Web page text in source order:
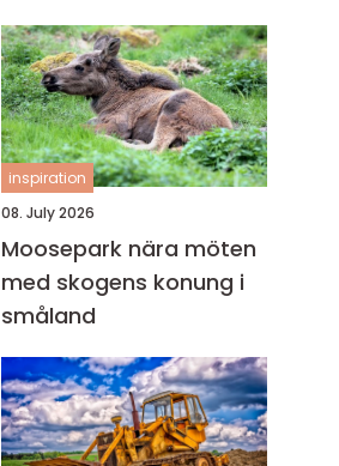
inspiration
08. July 2026
Moosepark nära möten
med skogens konung i
småland